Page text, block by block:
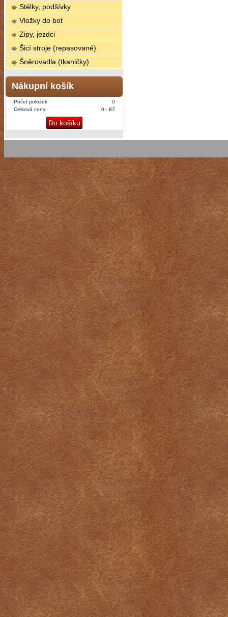
Stélky, podšívky
Vložky do bot
Zipy, jezdci
Šicí stroje (repasované)
Šněrovadla (tkaničky)
Nákupní košík
Počet položek
0
Celková cena
0,- Kč
Do košíku